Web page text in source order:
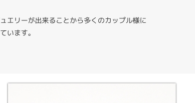
エリーが出来ることから多くのカップル様に
います。